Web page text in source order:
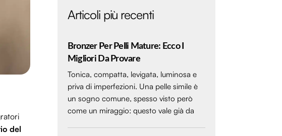
del
Articoli più recenti
Bronzer Per Pelli Mature: Ecco I
Migliori Da Provare
Tonica, compatta, levigata, luminosa e
priva di imperfezioni. Una pelle simile è
un sogno comune, spesso visto però
come un miraggio: questo vale già da